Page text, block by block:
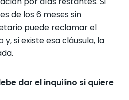
de los 6 meses sin
puede reclamar el
si existe esa cláusula, la
dar el inquilino si quiere